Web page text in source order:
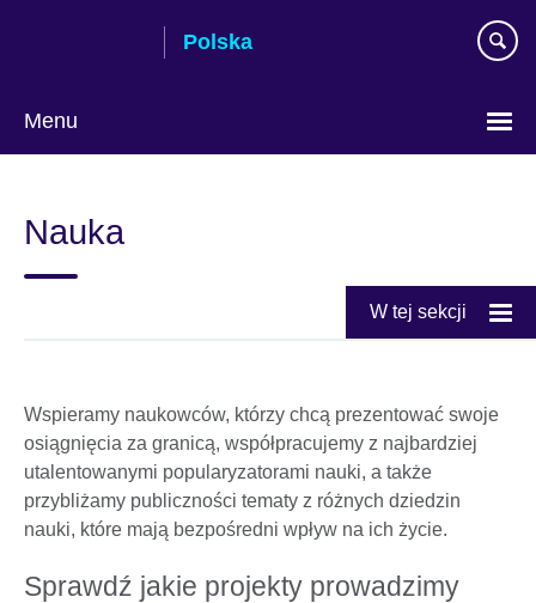
Polska
Menu
Nauka
W tej sekcji
Wspieramy naukowców, którzy chcą prezentować swoje
osiągnięcia za granicą, współpracujemy z najbardziej
utalentowanymi popularyzatorami nauki, a także
przybliżamy publiczności tematy z różnych dziedzin
nauki, które mają bezpośredni wpływ na ich życie.
Sprawdź jakie projekty prowadzimy